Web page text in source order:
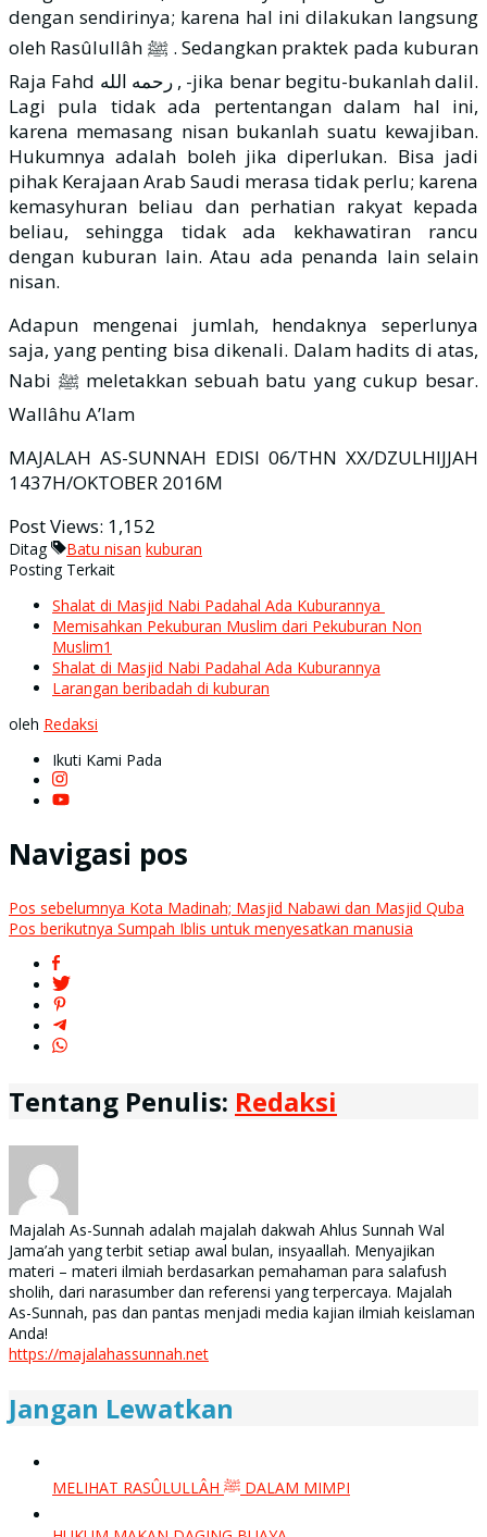
dengan sendirinya; karena hal ini dilakukan langsung
oleh Rasûlullâh ﷺ . Sedangkan praktek pada kuburan
Raja Fahd رحمه الله , -jika benar begitu-bukanlah dalil.
Lagi pula tidak ada pertentangan dalam hal ini,
karena memasang nisan bukanlah suatu kewajiban.
Hukumnya adalah boleh jika diperlukan. Bisa jadi
pihak Kerajaan Arab Saudi merasa tidak perlu; karena
kemasyhuran beliau dan perhatian rakyat kepada
beliau, sehingga tidak ada kekhawatiran rancu
dengan kuburan lain. Atau ada penanda lain selain
nisan.
Adapun mengenai jumlah, hendaknya seperlunya
saja, yang penting bisa dikenali. Dalam hadits di atas,
Nabi ﷺ meletakkan sebuah batu yang cukup besar.
Wallâhu A’lam
MAJALAH AS-SUNNAH EDISI 06/THN XX/DZULHIJJAH
1437H/OKTOBER 2016M
Post Views: 1,152
Ditag Batu nisan kuburan
Posting Terkait
Shalat di Masjid Nabi Padahal Ada Kuburannya
Memisahkan Pekuburan Muslim dari Pekuburan Non
Muslim1
Shalat di Masjid Nabi Padahal Ada Kuburannya
Larangan beribadah di kuburan
oleh Redaksi
Ikuti Kami Pada
Navigasi pos
Pos sebelumnya Kota Madinah; Masjid Nabawi dan Masjid Quba
Pos berikutnya Sumpah Iblis untuk menyesatkan manusia
Tentang Penulis: Redaksi
Majalah As-Sunnah adalah majalah dakwah Ahlus Sunnah Wal
Jama’ah yang terbit setiap awal bulan, insyaallah. Menyajikan
materi – materi ilmiah berdasarkan pemahaman para salafush
sholih, dari narasumber dan referensi yang terpercaya. Majalah
As-Sunnah, pas dan pantas menjadi media kajian ilmiah keislaman
Anda!
https://majalahassunnah.net
Jangan Lewatkan
MELIHAT RASÛLULLÂH ﷺ DALAM MIMPI